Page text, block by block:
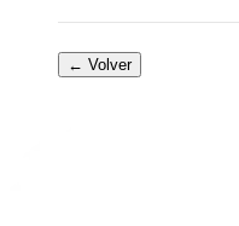
← Volver